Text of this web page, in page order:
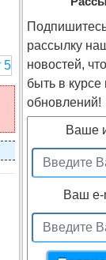
рассылку
новостей,
быть в курсе
обновлений!
Ваше
Ваш e-